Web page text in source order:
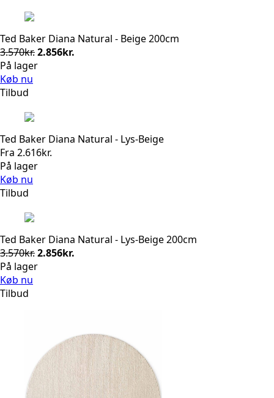
Ted Baker Diana Natural - Beige 200cm
3.570kr.Den
oprindelige
2.856kr.
På lager
Køb nu
Tilbud
Ted Baker Diana Natural - Lys-Beige
Fra 2.616kr.
På lager
Køb nu
Tilbud
Ted Baker Diana Natural - Lys-Beige 200cm
3.570kr.Den
oprindelige
2.856kr.
På lager
Køb nu
Tilbud